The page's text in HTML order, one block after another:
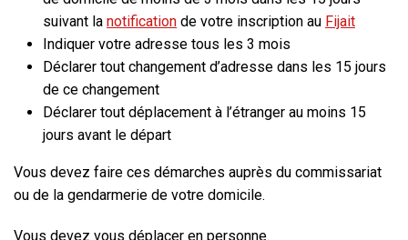
suivant la notification de votre inscription au Fijait
Indiquer votre adresse tous les 3 mois
Déclarer tout changement d’adresse dans les 15 jours
de ce changement
Déclarer tout déplacement à l’étranger au moins 15
jours avant le départ
Vous devez faire ces démarches auprès du commissariat
ou de la gendarmerie de votre domicile.
Vous devez vous déplacer en personne.